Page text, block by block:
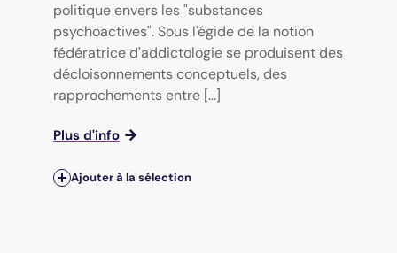
politique envers les "substances
psychoactives". Sous l'égide de la notion
fédératrice d'addictologie se produisent des
décloisonnements conceptuels, des
rapprochements entre [...]
Plus d'info
Ajouter à la sélection